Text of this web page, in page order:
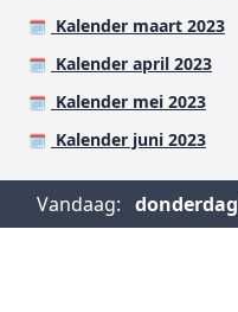
🗓️ Kalender maart 2023
🗓️ Kalender april 2023
🗓️ Kalender mei 2023
🗓️ Kalender juni 2023
Vandaag: donderdag